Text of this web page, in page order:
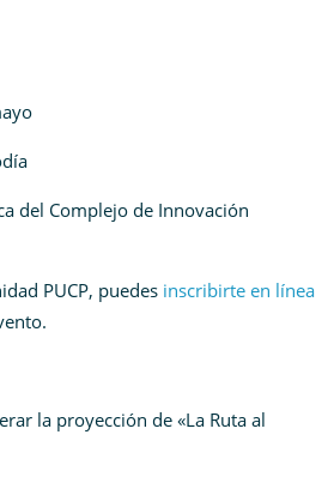
del Complejo de Innovación
PUCP, puedes inscribirte en línea
la proyección de «La Ruta al